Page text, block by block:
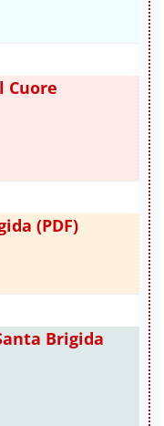
Cuore
(PDF)
Brigida